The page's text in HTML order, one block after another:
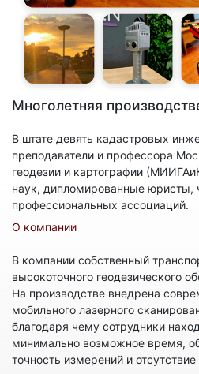
Многолетняя
В штате девять кадастровых
преподаватели и профессора
геодезии и картографии
наук, дипломированные юристы,
профессиональных ассоциаций.
О компании
В компании собственный
высокоточного геодезического
На производстве внедрена
мобильного лазерного
благодаря чему сотрудники
минимально возможное время,
точность измерений и